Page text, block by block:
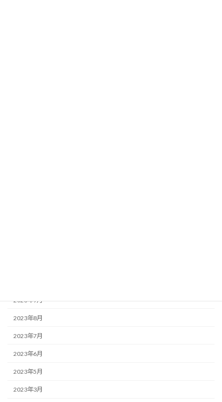
2023年9月
2023年8月
2023年7月
2023年6月
2023年5月
2023年3月